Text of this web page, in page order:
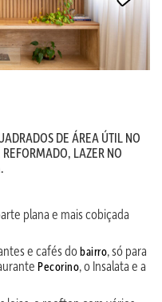
DE ÁREA ÚTIL NO
LAZER NO
plana e mais cobiçada
e cafés dobairro, só para
Pecorino, o Insalata e a